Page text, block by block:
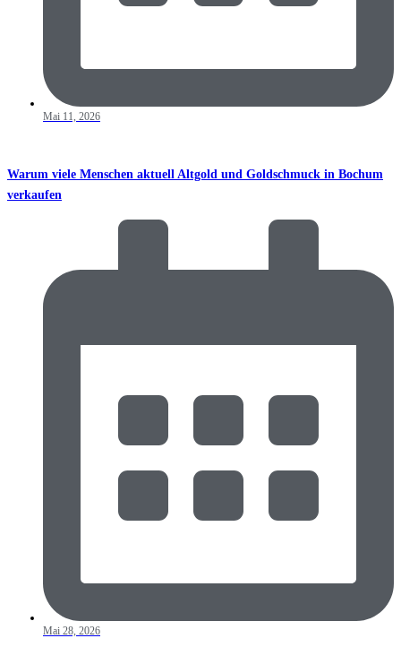
Mai 11, 2026
Warum viele Menschen aktuell Altgold und Goldschmuck in Bochum
verkaufen
Mai 28, 2026